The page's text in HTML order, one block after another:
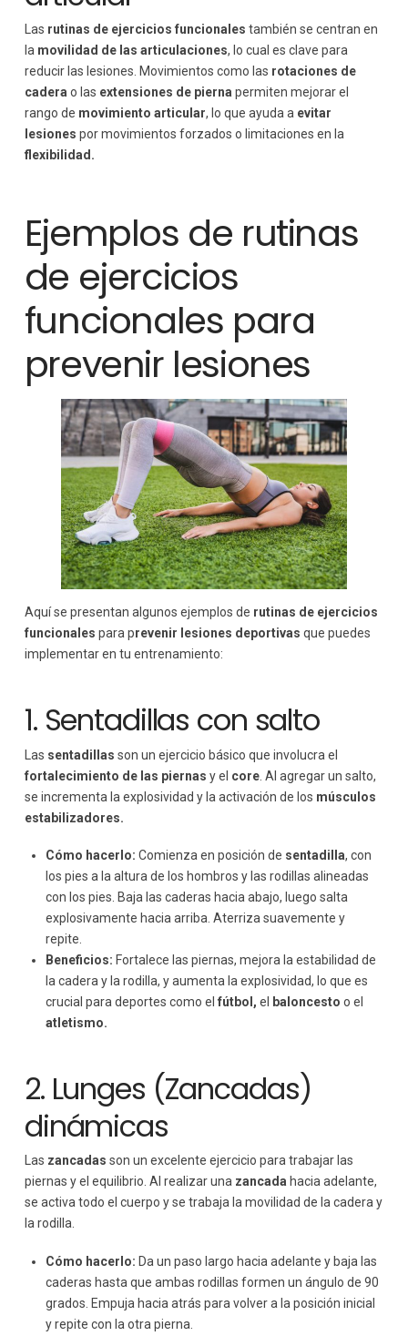
Las rutinas de ejercicios funcionales también se centran en
la movilidad de las articulaciones, lo cual es clave para
reducir las lesiones. Movimientos como las rotaciones de
cadera o las extensiones de pierna permiten mejorar el
rango de movimiento articular, lo que ayuda a evitar
lesiones por movimientos forzados o limitaciones en la
flexibilidad.
Ejemplos de rutinas
de ejercicios
funcionales para
prevenir lesiones
Aquí se presentan algunos ejemplos de rutinas de ejercicios
funcionales para prevenir lesiones deportivas que puedes
implementar en tu entrenamiento:
1. Sentadillas con salto
Las sentadillas son un ejercicio básico que involucra el
fortalecimiento de las piernas y el core. Al agregar un salto,
se incrementa la explosividad y la activación de los músculos
estabilizadores.
Cómo hacerlo: Comienza en posición de sentadilla, con
los pies a la altura de los hombros y las rodillas alineadas
con los pies. Baja las caderas hacia abajo, luego salta
explosivamente hacia arriba. Aterriza suavemente y
repite.
Beneficios: Fortalece las piernas, mejora la estabilidad de
la cadera y la rodilla, y aumenta la explosividad, lo que es
crucial para deportes como elfútbol, el baloncestoo el
atletismo.
2. Lunges (Zancadas)
dinámicas
Las zancadas son un excelente ejercicio para trabajar las
piernas y el equilibrio. Al realizar una zancada hacia adelante,
se activa todo el cuerpo y se trabaja la movilidad de la cadera y
la rodilla.
Cómo hacerlo: Da un paso largo hacia adelante y baja las
caderas hasta que ambas rodillas formen un ángulo de 90
grados. Empuja hacia atrás para volver a la posición inicial
y repite con la otra pierna.